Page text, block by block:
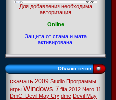
Для добавления необходима
авторизация
Online
Защита от спама и мата
активирована.
Облако тегов
скачать 2009 Studio Программы
игры Windows 7 fifa 2012 Nero 11
DmC: Devil May Cry dmc Devil May